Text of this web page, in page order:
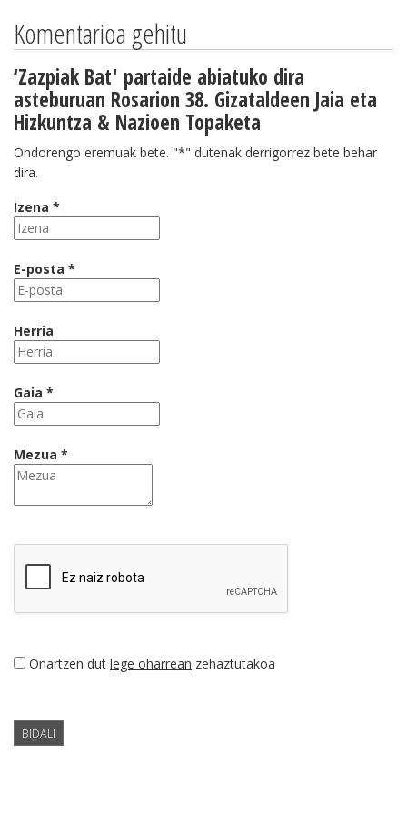
Komentarioa gehitu
‘Zazpiak Bat' partaide abiatuko dira
asteburuan Rosarion 38. Gizataldeen Jaia eta
Hizkuntza & Nazioen Topaketa
Ondorengo eremuak bete. "*" dutenak derrigorrez bete behar
dira.
Izena *
E-posta *
Herria
Gaia *
Mezua *
Onartzen dut lege oharrean zehaztutakoa
BIDALI